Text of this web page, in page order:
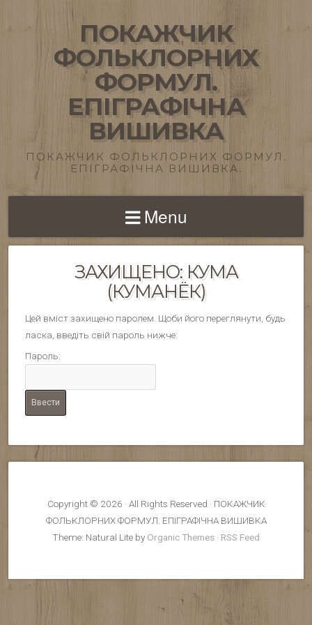
ПОКАЖЧИК
ФОЛЬКЛОРНИХ
ФОРМУЛ.
ЕПІГРАФІЧНА
ВИШИВКА
ПОКАЖЧИК ФОЛЬКЛОРНИХ ФОРМУЛ.
ЕПІГРАФІЧНА ВИШИВКА.
Menu
ЗАХИЩЕНО: КУМА
(КУМАНЁК)
Цей вміст захищено паролем. Щоби його переглянути, будь
ласка, введіть свій пароль нижче:
Пароль:
Copyright © 2026 · All Rights Reserved · ПОКАЖЧИК
ФОЛЬКЛОРНИХ ФОРМУЛ. ЕПІГРАФІЧНА ВИШИВКА
Theme: Natural Lite by Organic Themes · RSS Feed